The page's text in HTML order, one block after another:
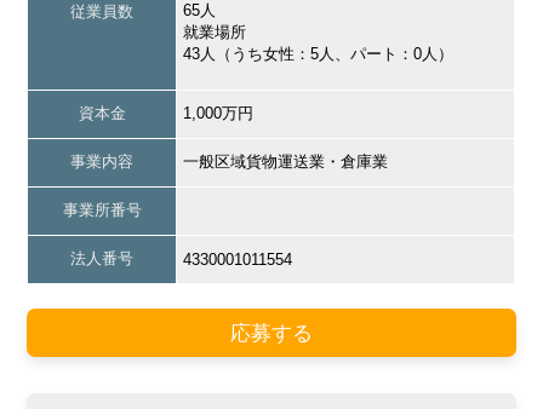
従業員数
65人
就業場所
43人（うち女性：5人、パート：0人）
資本金 1,000万円
事業内容 一般区域貨物運送業・倉庫業
事業所番号
法人番号 4330001011554
応募する